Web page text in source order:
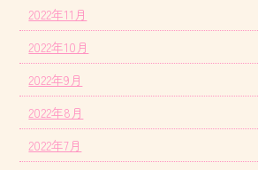
2022年11月
2022年10月
2022年9月
2022年8月
2022年7月